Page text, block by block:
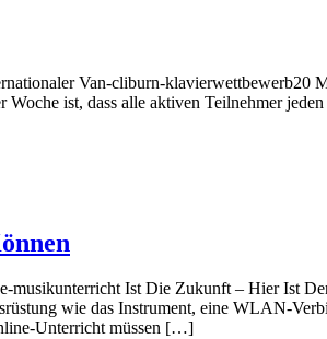
Van-cliburn-klavierwettbewerb20
ist, dass alle aktiven Teilnehmer
Ist Die Zukunft – Hier Ist
wie das Instrument, eine WLAN-
Unterricht müssen […]